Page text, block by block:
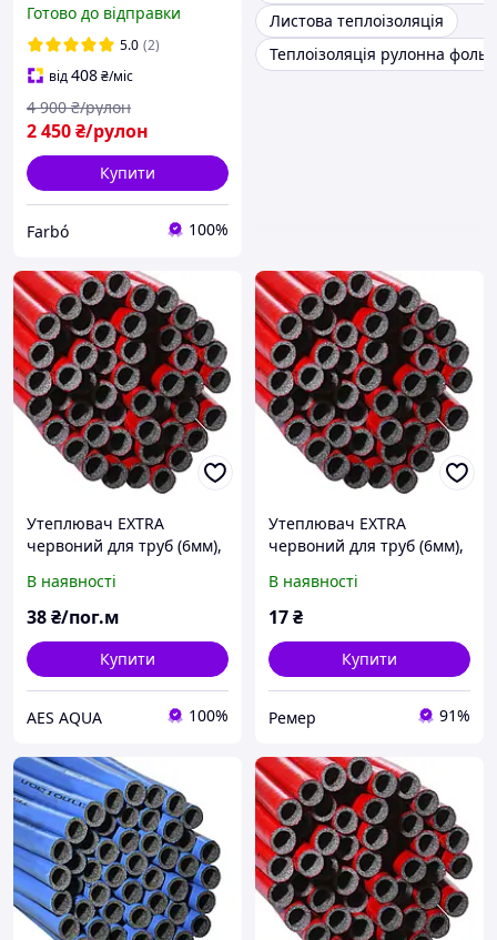
металізованим покриттям
спінений пінополіетилен
в рулоні 50 квадратів
Готово до відправки
5.0 (2)
від408₴/міс
2 450₴/рулон
4 900 ₴/рулон
Купити
Farbо́ 100%
Листова теплоізоляція
Теплоізоляція рулонна
Утеплювач EXTRA
червоний для труб (6мм),
Теплоізол
В наявності
38₴/пог.м
Купити
AES AQUA 100%
Утеплювач EXTRA
червоний для труб (6мм),
Теплоізол
В наявності
17₴
Купити
Ремер 91%